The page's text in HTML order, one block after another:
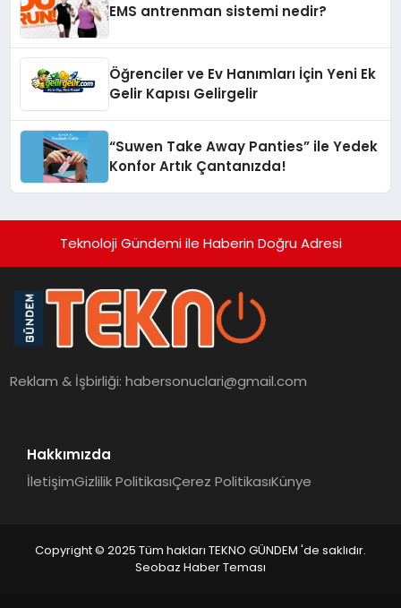
EMS antrenman sistemi nedir?
Öğrenciler ve Ev Hanımları İçin Yeni Ek
Gelir Kapısı Gelirgelir
“Suwen Take Away Panties” ile Yedek
Konfor Artık Çantanızda!
Teknoloji Gündemi ile Haberin Doğru Adresi
Reklam & İşbirliği:habersonuclari@gmail.com
Hakkımızda
İletişimGizlilik PolitikasıÇerez PolitikasıKünye
Copyright © 2025 Tüm hakları TEKNO GÜNDEM 'de saklıdır.
Seobaz Haber Teması